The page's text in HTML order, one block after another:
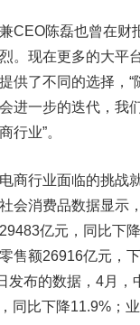
陈磊也曾在财
。现在更多的大平
供了不同的选择，“
进一步的迭代，我
行业”。
行业面临的挑战
会消费品数据显示
亿元，同比下
售额26916亿元，
发布的数据，4月，
同比下降11.9%；